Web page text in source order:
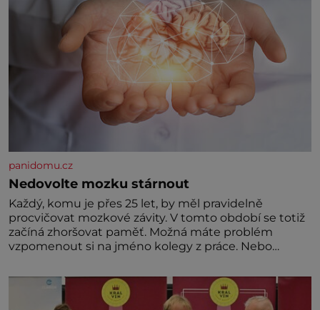
panidomu.cz
Nedovolte mozku stárnout
Každý, komu je přes 25 let, by měl pravidelně
procvičovat mozkové závity. V tomto období se totiž
začíná zhoršovat paměť. Možná máte problém
vzpomenout si na jméno kolegy z práce. Nebo
nedávno přečetli. Je to opravdu tak, s věkem jako
kdyby se paměť rozhodla stávkovat. Cvičte